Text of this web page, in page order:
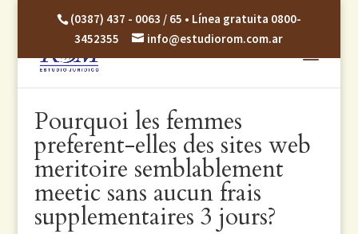
(0387) 437 - 0063 / 65 • Línea gratuita 0800-
3452355
info@estudiorom.com.ar
Pourquoi les femmes
preferent-elles des sites web
meritoire semblablement
meetic sans aucun frais
supplementaires 3 jours?